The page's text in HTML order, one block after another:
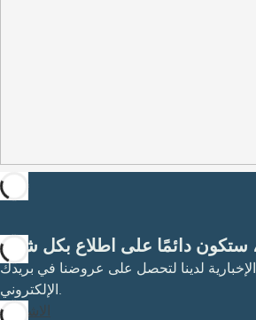
ستكون دائمًا على اطلاع بكل شيء
لدينا لتحصل على عروضنا في بريدك
الإلكتروني.
الاشتراك